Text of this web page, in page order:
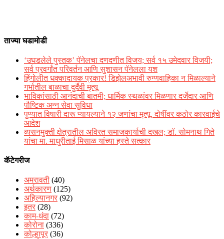
ताज्या घडामोडी
‘उघडलेले पुस्तक’ पॅनेलचा दणदणीत विजय; सर्व १५ उमेदवार विजयी;
सर्व प्रवर्गांत परिवर्तन आणि सुशासन पॅनेलला यश
हिंगोलीत धक्कादायक प्रकार! डिझेलअभावी रुग्णवाहिका न मिळाल्याने
गर्भातील बाळाचा दुर्दैवी मृत्यू
भाविकांसाठी आनंदाची बातमी; धार्मिक स्थळांवर मिळणार दर्जेदार आणि
पौष्टिक अन्न सेवा सुविधा
पुण्यात विषारी दारू प्यायल्याने १२ जणांचा मृत्यू, दोषींवर कठोर कारवाईचे
आदेश
व्यसनमुक्ती क्षेत्रातील अविरत समाजकार्याची दखल; डॉ. सोमनाथ गिते
यांचा मा. माधुरीताई मिसाळ यांच्या हस्ते सत्कार
कॅटेगरीज
अमरावती (40)
अर्थकारण (125)
अहिल्यानगर (92)
इतर (28)
काम-धंदा (72)
कोरोना (336)
कोल्हापूर (36)